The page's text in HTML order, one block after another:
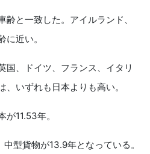
と一致した。アイルランド、
近い。
、ドイツ、フランス、イタリ
いずれも日本よりも高い。
11.53年。
型貨物が13.9年となっている。